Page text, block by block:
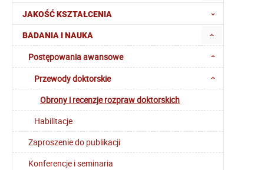
JAKOŚĆ KSZTAŁCENIA
BADANIA I NAUKA
Postępowania awansowe
Przewody doktorskie
Obrony i recenzje rozpraw doktorskich
Habilitacje
Zaproszenie do publikacji
Konferencje i seminaria